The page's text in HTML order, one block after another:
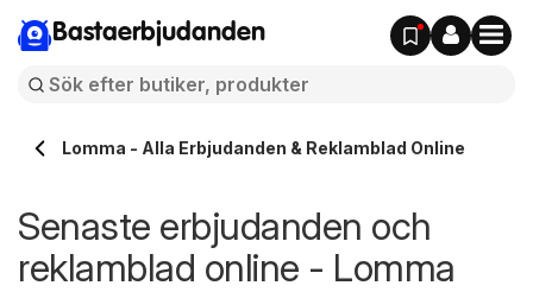
Bastaerbjudanden
Lomma - Alla Erbjudanden & Reklamblad Online
Senaste erbjudanden och
reklamblad online - Lomma